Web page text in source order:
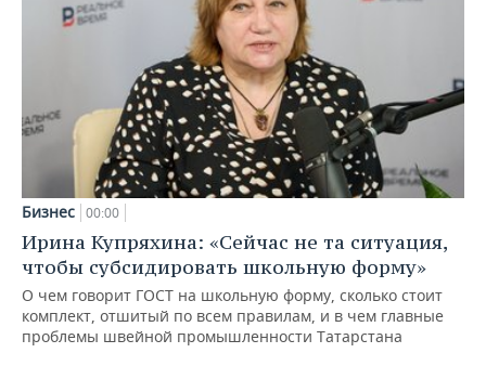
Бизнес 00:00
Ирина Купряхина: «Сейчас не та ситуация,
чтобы субсидировать школьную форму»
О чем говорит ГОСТ на школьную форму, сколько стоит
комплект, отшитый по всем правилам, и в чем главные
проблемы швейной промышленности Татарстана